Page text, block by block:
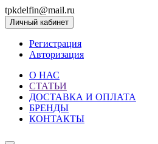
tpkdelfin@mail.ru
Личный кабинет
Регистрация
Авторизация
О НАС
СТАТЬИ
ДОСТАВКА И ОПЛАТА
БРЕНДЫ
КОНТАКТЫ